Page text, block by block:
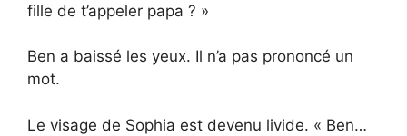
fille de t’appeler papa ? »
Ben a baissé les yeux. Il n’a pas prononcé un
mot.
Le visage de Sophia est devenu livide. « Ben…